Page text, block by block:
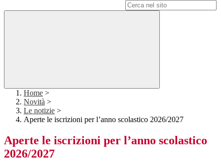
Home >
Novità >
Le notizie >
Aperte le iscrizioni per l’anno scolastico 2026/2027
Aperte le iscrizioni per l’anno scolastico
2026/2027